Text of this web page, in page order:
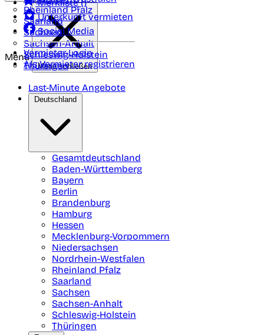
Rheinland Pfalz
Saarland
Sachsen
Sachsen-Anhalt
Schleswig-Holstein
Thüringen
Merkliste ()
Unterkunft vermieten
Social Media
Vermieter-Login
Als Vermieter registrieren
Menü
Menü schließen
Last-Minute Angebote
Deutschland
Gesamtdeutschland
Baden-Württemberg
Bayern
Berlin
Brandenburg
Hamburg
Hessen
Mecklenburg-Vorpommern
Niedersachsen
Nordrhein-Westfalen
Rheinland Pfalz
Saarland
Sachsen
Sachsen-Anhalt
Schleswig-Holstein
Thüringen